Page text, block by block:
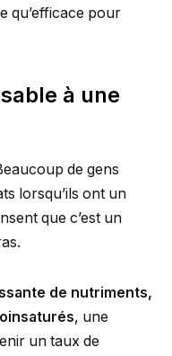
qu’efficace pour
à une
de gens
lorsqu’ils ont un
que c’est un
de nutriments,
, une
un taux de